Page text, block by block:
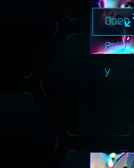
Open
Galler
y